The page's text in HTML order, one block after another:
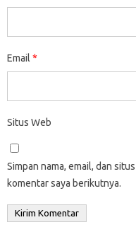
Email *
Situs Web
Simpan nama, email, dan
komentar saya berikutnya.